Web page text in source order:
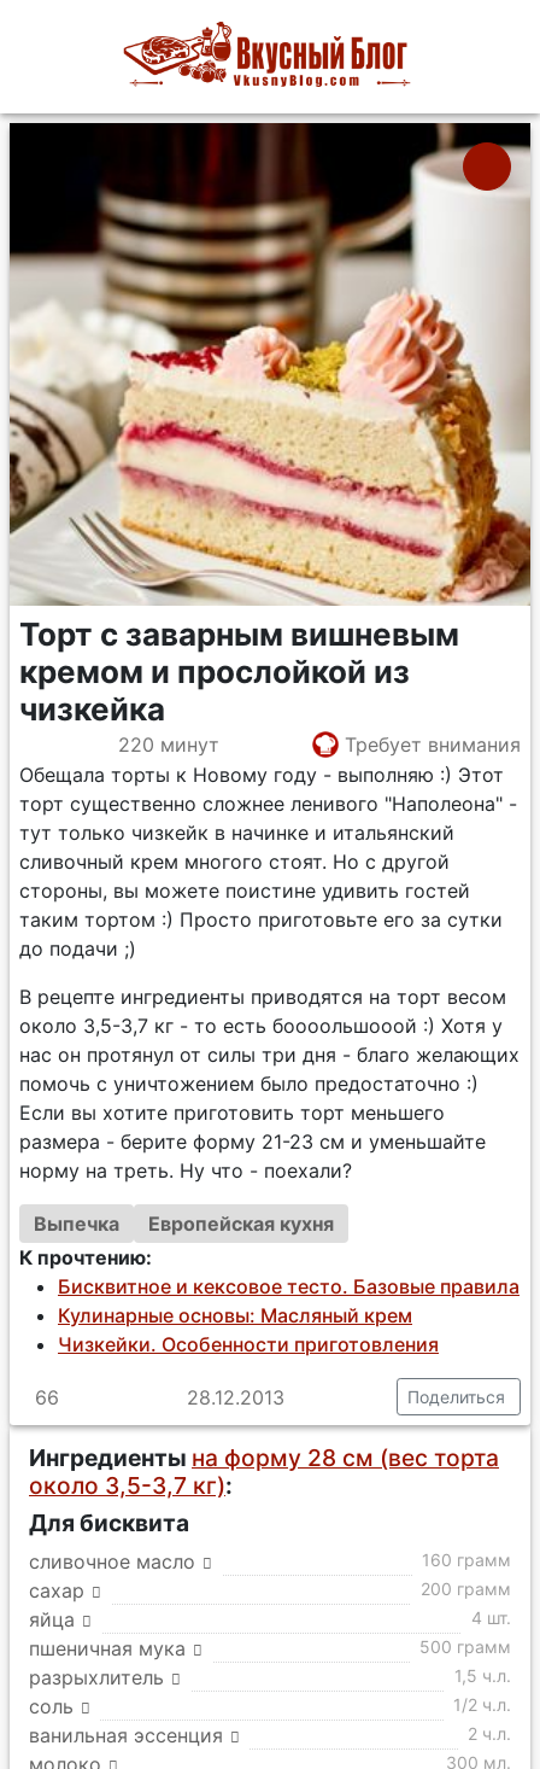
Торт с заварным вишневым
кремом и прослойкой из
чизкейка
220 минут
Требует внимания
Обещала торты к Новому году - выполняю :) Этот
торт существенно сложнее ленивого "Наполеона" -
тут только чизкейк в начинке и итальянский
сливочный крем многого стоят. Но с другой
стороны, вы можете поистине удивить гостей
таким тортом :) Просто приготовьте его за сутки
до подачи ;)
В рецепте ингредиенты приводятся на торт весом
около 3,5-3,7 кг - то есть боооольшооой :) Хотя у
нас он протянул от силы три дня - благо желающих
помочь с уничтожением было предостаточно :)
Если вы хотите приготовить торт меньшего
размера - берите форму 21-23 см и уменьшайте
норму на треть. Ну что - поехали?
Выпечка
Европейская кухня
К прочтению:
Бисквитное и кексовое тесто. Базовые правила
Кулинарные основы: Масляный крем
Чизкейки. Особенности приготовления
66 28.12.2013 Поделиться
Ингредиенты на форму 28 см (вес торта
около 3,5-3,7 кг):
Для бисквита
сливочное масло 160 грамм
сахар 200 грамм
яйца 4 шт.
пшеничная мука 500 грамм
разрыхлитель 1,5 ч.л.
соль 1/2 ч.л.
ванильная эссенция 2 ч.л.
молоко 300 мл.